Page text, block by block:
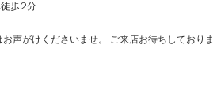
歩2分
声がけくださいませ。 ご来店お待ちしておりま